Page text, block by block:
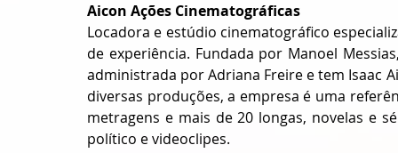
Aicon Ações Cinematográficas
Locadora e estúdio cinematográfico
de experiência. Fundada por Manoel
administrada por Adriana Freire e tem Isaac
diversas produções, a empresa é uma
metragens e mais de 20 longas, novelas e
político e videoclipes.